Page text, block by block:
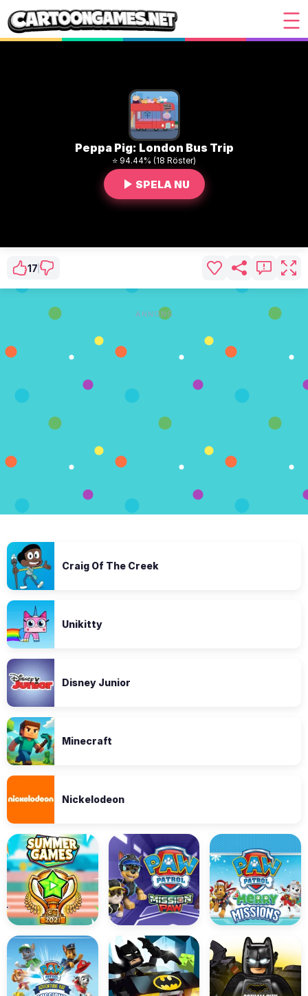
Peppa Pig: London Bus Trip
⭐ 94.44% (18 Röster)
SPELA NU
17
ANNONS
Craig Of The Creek
Unikitty
Disney Junior
Minecraft
Nickelodeon